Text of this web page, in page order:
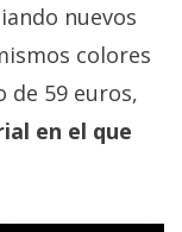
nuevos
colores
de 59 euros,
en el que